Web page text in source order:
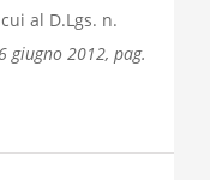
al D.Lgs. n.
giugno 2012, pag.